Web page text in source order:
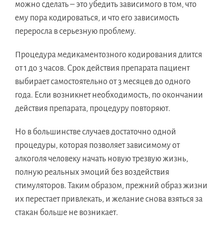
можно сделать – это убедить зависимого в том, что
ему пора кодироваться, и что его зависимость
переросла в серьезную проблему.
Процедура медикаментозного кодирования длится
от 1 до 3 часов. Срок действия препарата пациент
выбирает самостоятельно от 3 месяцев до одного
года. Если возникнет необходимость, по окончании
действия препарата, процедуру повторяют.
Но в большинстве случаев достаточно одной
процедуры, которая позволяет зависимому от
алкоголя человеку начать новую трезвую жизнь,
полную реальных эмоций без воздействия
стимуляторов. Таким образом, прежний образ жизни
их перестает привлекать, и желание снова взяться за
стакан больше не возникает.